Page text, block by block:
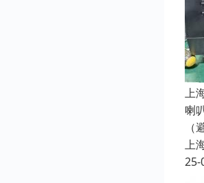
上
喇
上
25-